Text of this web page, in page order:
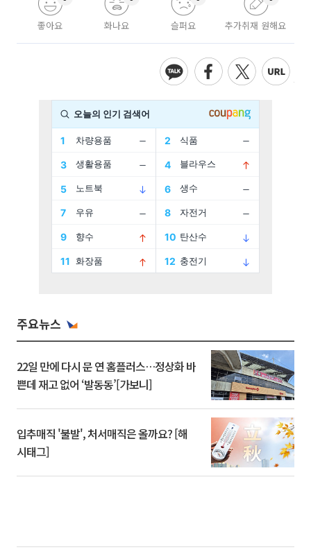
좋아요 화나요 슬퍼요 추가취재 원해요
주요뉴스
22일 만에 다시 문 연 홈플러스…정상화 바
쁜데 재고 없어 ‘발동동’[가보니]
입추매직 '불발', 처서매직은 올까요? [해
시태그]